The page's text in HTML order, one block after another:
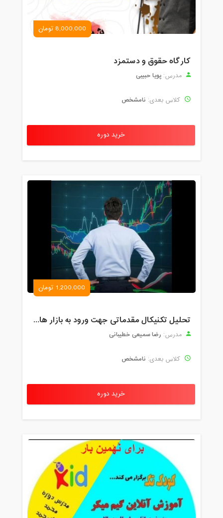
8,000,000 تومان
کارگاه حقوق و دستمزد
مدرس: پویا حبیبی
کلاس بعدی: نامشخص
خرید دوره
1,200,000 تومان
تحلیل تکنیکال مقدماتی جهت ورود به بازار های مالی (رمز ارز و فارکس )
مدرس: رضا سمیعی خطیبانی
کلاس بعدی: نامشخص
خرید دوره